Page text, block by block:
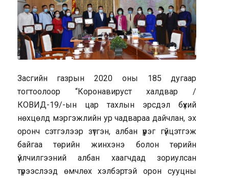
Засгийн газрын 2020 оны 185 дугаар
тогтоолоор “Коронавируст халдвар /
КОВИД-19/-ын цар тахлын эрсдэл бүхий
нөхцөлд мэргэжлийн ур чадвараа дайчлан, эх
оронч сэтгэлээр зүтгэн, албан үүрэг гүйцэтгэж
байгаа төрийн жинхэнэ болон төрийн
үйлчилгээний албан хаагчдад зориулсан
түрээслээд өмчлөх хэлбэртэй орон сууцны